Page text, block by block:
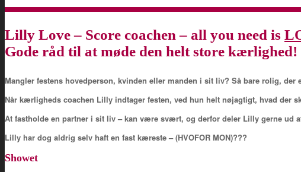
Lilly Love – Score coachen – all you need is
Gode råd til at møde den helt store kærlighed!
Mangler festens hovedperson, kvinden eller manden i sit liv? Så bare rolig,
Når kærligheds coachen Lilly indtager festen, ved hun helt nøjagtigt, hvad der
At fastholde en partner i sit liv – kan være svært, og derfor deler Lilly gerne ud
Lilly har dog aldrig selv haft en fast kæreste – (HVOFOR MON)???
Showet